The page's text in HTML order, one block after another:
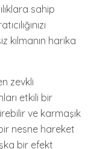
sahip
kılmanın harika
zevkli
etkili bir
ve karmaşık
nesne hareket
bir efekt